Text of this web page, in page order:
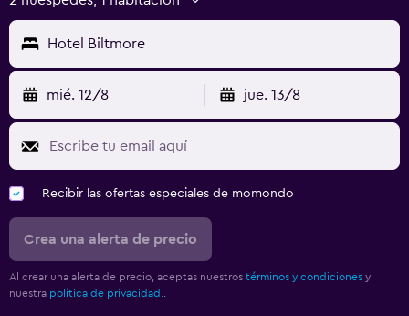
Hotel Biltmore
mié. 12/8 jue. 13/8
Recibir las ofertas especiales de momondo
Crea una alerta de precio
Al crear una alerta de precio, aceptas nuestros términos y condiciones y
nuestra política de privacidad.